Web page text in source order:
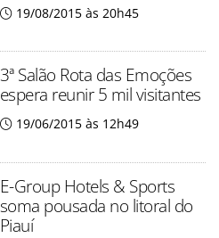
19/08/2015 às 20h45
3ª Salão Rota das Emoções
espera reunir 5 mil visitantes
19/06/2015 às 12h49
E-Group Hotels & Sports
soma pousada no litoral do
Piauí